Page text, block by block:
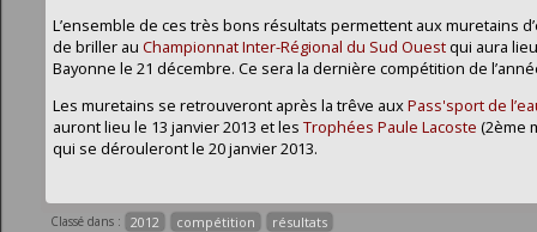
L’ensemble de ces très bons résultats permettent aux muretains
de briller au Championnat Inter-Régional du Sud Ouestqui aura
Bayonne le 21 décembre. Ce sera la dernière compétition de
Les muretains se retrouveront après la trêve auxPass'sport de
auront lieu le 13 janvier 2013 et les Trophées Paule Lacoste (2ème
qui se dérouleront le 20 janvier 2013.
Classé dans : 2012 compétition résultats